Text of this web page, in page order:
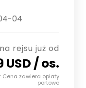
04
rejsu już od
USD / os.
Cena zawiera opłaty
portowe